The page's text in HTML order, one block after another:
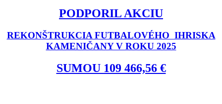
PODPORIL AKCIU
REKONŠTRUKCIA FUTBALOVÉHO IHRISKA
KAMENIČANY V ROKU 2025
SUMOU 109 466,56 €